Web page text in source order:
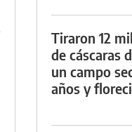
Tiraron 12
de cáscaras
un campo
años y